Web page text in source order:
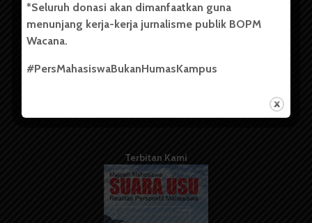
Info Iklan
Pedoman Media Siber
Kode Etik Jurnalistik
Terbitan Kami
*Seluruh donasi akan dimanfaatkan guna
menunjang kerja-kerja jurnalisme publik BOPM
Wacana.
#PersMahasiswaBukanHumasKampus